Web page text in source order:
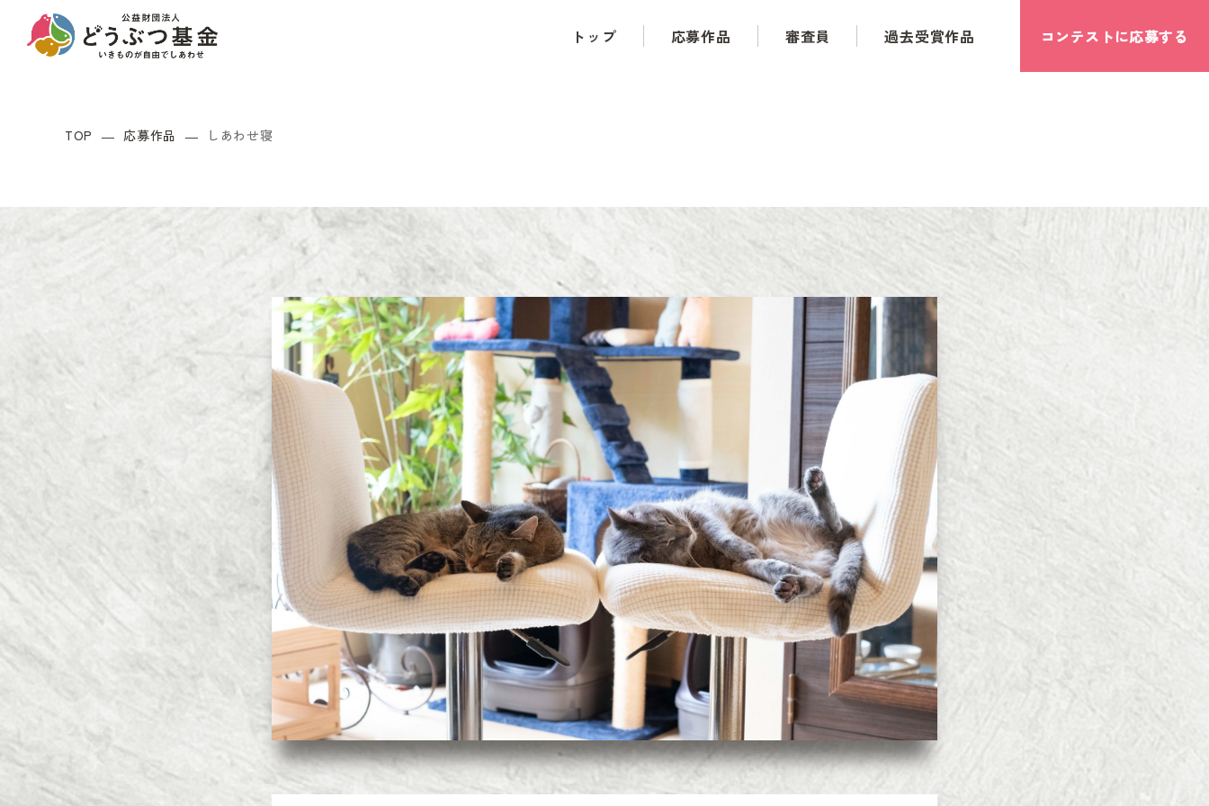
トップ 応募作品 審査員 過去受賞作品 コンテストに応募する
TOP 応募作品 しあわせ寝